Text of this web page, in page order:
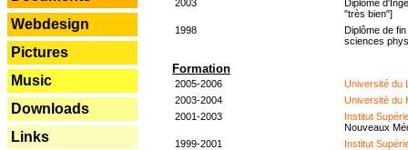
Webdesign
Pictures
Music
Downloads
Links
2003
Diplôme
"très bien"]
1998
Diplôme de
sciences
Formation
2005-2006
Université du
2003-2004
Université du
2001-2003
Institut
Nouveaux
1999-2001
Institut